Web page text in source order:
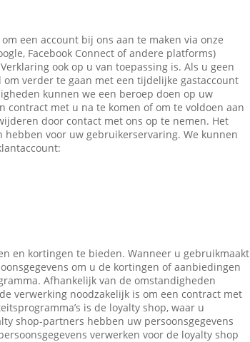
een account bij ons aan te maken via onze
Facebook Connect of andere platforms)
ook op u van toepassing is. Als u geen
verder te gaan met een tijdelijke gastaccount
kunnen we een beroep doen op uw
met u na te komen of om te voldoen aan
door contact met ons op te nemen. Het
voor uw gebruikerservaring. We kunnen
en kortingen te bieden. Wanneer u gebruikmaakt
om u de kortingen of aanbiedingen
Afhankelijk van de omstandigheden
verwerking noodzakelijk is om een contract met
is de loyalty shop, waar u
shop-partners hebben uw persoonsgegevens
verwerken voor de loyalty shop